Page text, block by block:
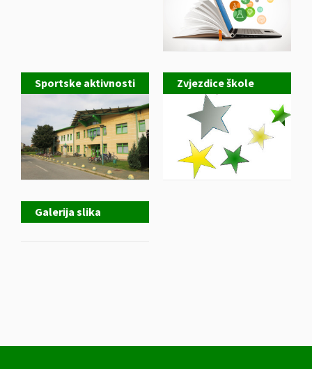
Sportske aktivnosti Zvjezdice škole
Galerija slika